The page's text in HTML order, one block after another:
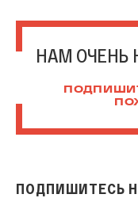
НАМ
ПОДПИШИТЕСЬ